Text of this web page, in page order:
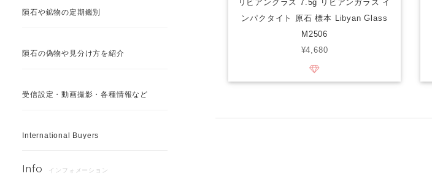
隕石や鉱物の定期鑑別
隕石の偽物や見分け方を紹介
受信設定・動画撮影・各種情報など
International Buyers
Info インフォメーション
リビアングラス 7.5g リビアンガラス イ
ンパクタイト 原石 標本 Libyan Glass
M2506
¥4,680